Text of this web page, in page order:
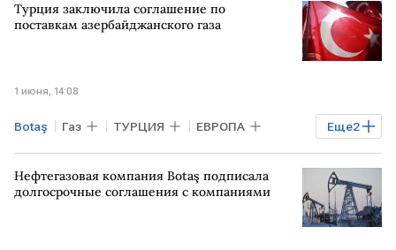
Турция заключила соглашение по
поставкам азербайджанского газа
1 июня, 14:08
Еще2
Botaş Газ ТУРЦИЯ ЕВРОПА
РФ SOCAR TotalEnergies
Нефтегазовая компания Botaş подписала
долгосрочные соглашения с компаниями